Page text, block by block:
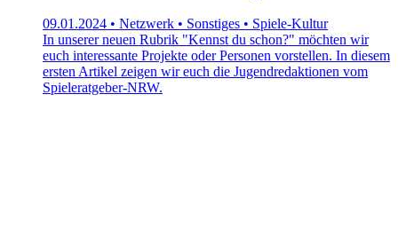
09.01.2024 • Netzwerk • Sonstiges • Spiele-Kultur
In unserer neuen Rubrik "Kennst du schon?" möchten wir
euch interessante Projekte oder Personen vorstellen. In diesem
ersten Artikel zeigen wir euch die Jugendredaktionen vom
Spieleratgeber-NRW.